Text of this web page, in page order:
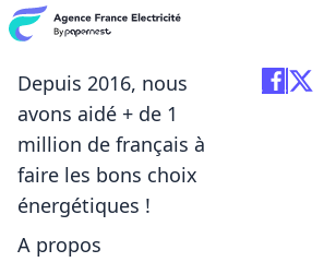
Depuis 2016, nous
avons aidé + de 1
million de français à
faire les bons choix
énergétiques !
A propos